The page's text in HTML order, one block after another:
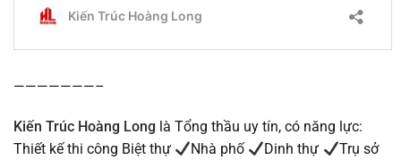
———————–
Kiến Trúc Hoàng Long là Tổng thầu uy tín, có năng lực:
Thiết kế thi công Biệt thự
Nhà phố Dinh thự
Trụ sở